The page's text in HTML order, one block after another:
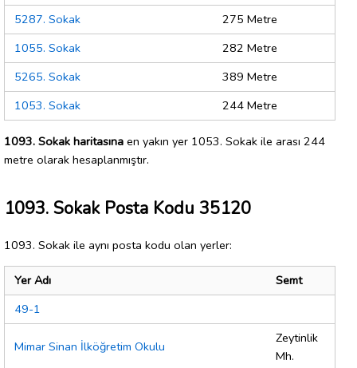
5287. Sokak
275 Metre
1055. Sokak
282 Metre
5265. Sokak
389 Metre
1053. Sokak
244 Metre
1093. Sokak haritasına en yakın yer 1053. Sokak ile arası 244
metre olarak hesaplanmıştır.
1093. Sokak Posta Kodu 35120
1093. Sokak ile aynı posta kodu olan yerler:
Yer Adı
Semt
49-1
Mimar Sinan İlköğretim Okulu
Zeytinlik
Mh.